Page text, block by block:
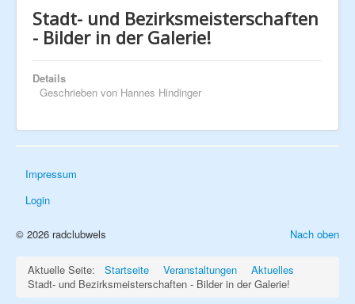
Hobby
Stadt- und Bezirksmeisterschaften
- Bilder in der Galerie!
Details
Geschrieben von Hannes Hindinger
Impressum
Login
Nach oben
© 2026 radclubwels
Aktuelle Seite: Startseite Veranstaltungen
Aktuelles
Stadt- und Bezirksmeisterschaften - Bilder in der Galerie!